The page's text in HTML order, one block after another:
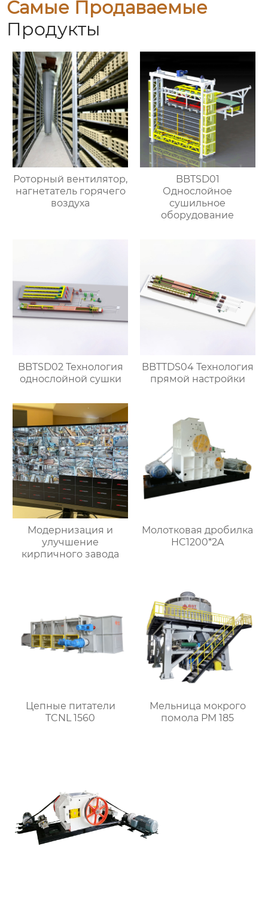
Самые Продаваемые
Продукты
Роторный вентилятор,
нагнетатель горячего
воздуха
BBTSD01
Однослойное
сушильное
оборудование
BBTSD02 Технология
однослойной сушки
BBTTDS04 Технология
прямой настройки
Модернизация и
улучшение
кирпичного завода
Молотковая дробилка
HC1200*2A
Цепные питатели
TCNL 1560
Мельница мокрого
помола PM 185